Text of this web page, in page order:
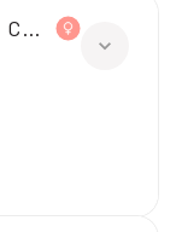
中二)